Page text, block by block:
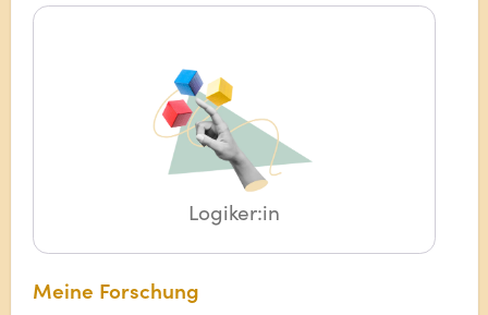
Logiker:in
Meine Forschung